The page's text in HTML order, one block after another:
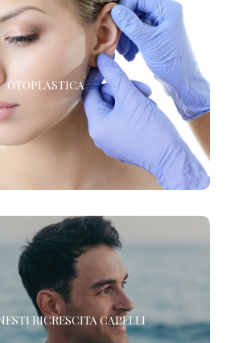
OTOPLASTICA
OTOPLASTICA
estetica delle orecchie
RICRESCITA CAPELLI
RICRESCITA CAPELLI
di Medicina Rigenerativa Cellulare per